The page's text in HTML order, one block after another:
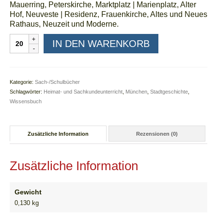
Führungen
Lesungen
Plakate
Klassenlektüre
Fanpost | Referenzen
öff. Veranstaltungen
Mauerring, Peterskirche, Marktplatz | Marienplatz, Alter
Hof, Neuveste | Residenz, Frauenkirche, Altes und Neues
Rathaus, Neuzeit und Moderne.
München
Menge
IN DEN WARENKORB
Kategorie: Sach-/Schulbücher
Schlagwörter: Heimat- und Sachkundeunterricht, München, Stadtgeschichte,
Wissensbuch
Zusätzliche Information Rezensionen (0)
Zusätzliche Information
Gewicht
0,130 kg